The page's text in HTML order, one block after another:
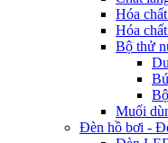
Hóa
Hóa
Bộ thử
Muối
Đèn hồ bơi -